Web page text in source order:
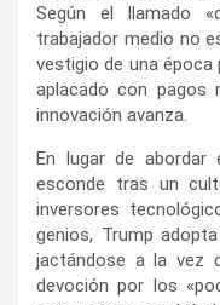
Según el llamado
trabajador medio no
vestigio de una época
aplacado con pagos
innovación avanza.
En lugar de abordar
esconde tras un
inversores
genios, Trump
jactándose a la vez
devoción por los